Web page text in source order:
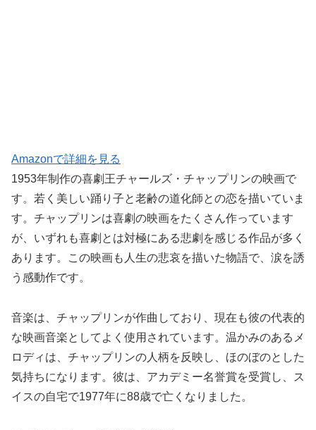
Amazonで詳細を見る
1953年制作の喜劇王チャールズ・チャップリンの映画で
す。若く美しい踊り子と老齢の道化師との恋を描いていま
す。チャップリンは喜劇の映画をたくさん作っています
が、いずれも喜劇とは対極にある悲劇を感じる作品が多く
あります。この映画も人生の悲哀を描いた物語で、涙を誘
う感動作です。
音楽は、チャップリンが作曲しており、現在も彼の代表的
な映画音楽としてよく使用されています。温かみのあるメ
ロディは、チャップリンの人柄を反映し、ほのぼのとした
気持ちになります。彼は、アカデミー名誉賞を受賞し、ス
イスの自宅で1977年に88歳で亡くなりました。